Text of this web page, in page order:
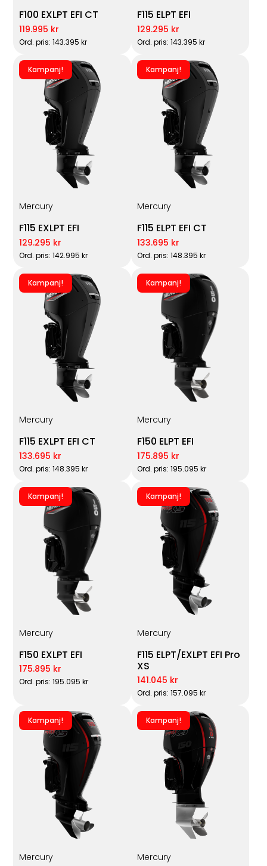
F100 EXLPT EFI CT
119.995 kr
Ord. pris: 143.395 kr
F115 ELPT EFI
129.295 kr
Ord. pris: 143.395 kr
Kampanj!
Mercury
F115 EXLPT EFI
129.295 kr
Ord. pris: 142.995 kr
Kampanj!
Mercury
F115 ELPT EFI CT
133.695 kr
Ord. pris: 148.395 kr
Kampanj!
Mercury
F115 EXLPT EFI CT
133.695 kr
Ord. pris: 148.395 kr
Kampanj!
Mercury
F150 ELPT EFI
175.895 kr
Ord. pris: 195.095 kr
Kampanj!
Mercury
F150 EXLPT EFI
175.895 kr
Ord. pris: 195.095 kr
Kampanj!
Mercury
F115 ELPT/EXLPT EFI Pro
XS
141.045 kr
Ord. pris: 157.095 kr
Kampanj!
Mercury
Kampanj!
Mercury